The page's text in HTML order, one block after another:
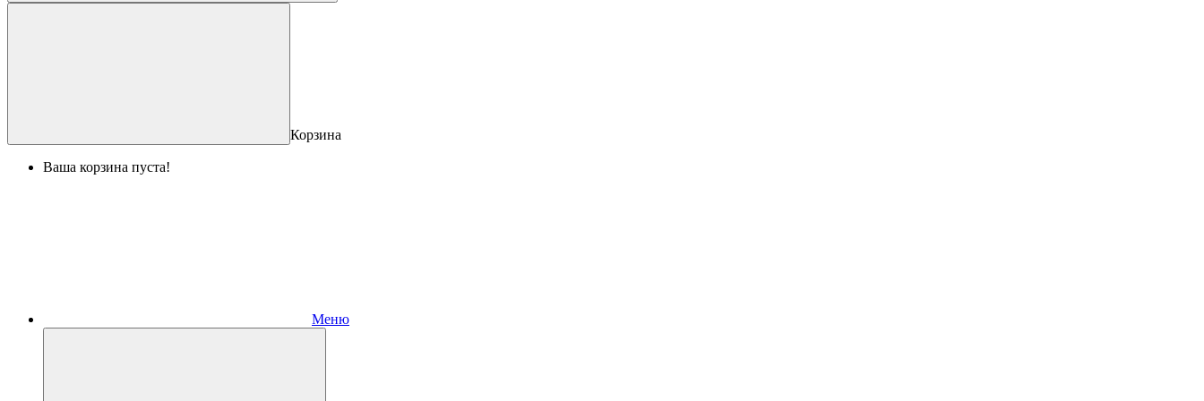
Корзина
Ваша корзина пуста!
Меню